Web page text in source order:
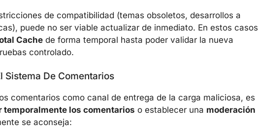
de compatibilidad (temas obsoletos, desarrollos a
puede no ser viable actualizar de inmediato. En estos casos
Cache de forma temporal hasta poder validar la nueva
controlado.
Sistema De Comentarios
comentarios como canal de entrega de la carga maliciosa, es
temporalmente los comentarios o establecer una moderación
se aconseja: